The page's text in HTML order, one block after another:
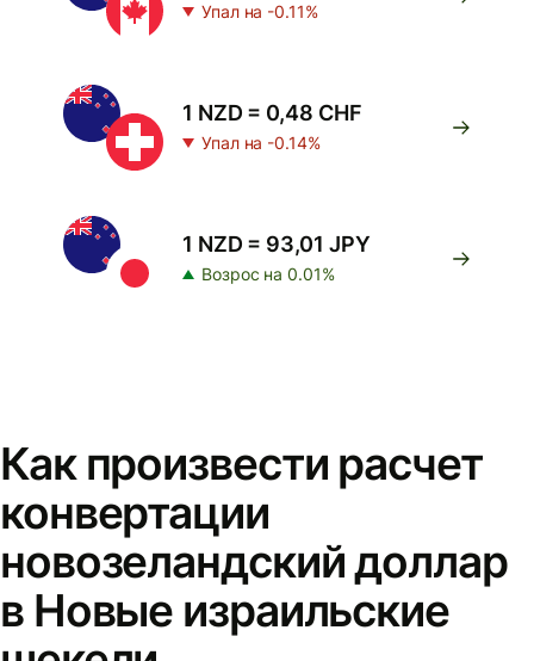
Упал на -0.11%
1 NZD = 0,48 CHF
Упал на -0.14%
1 NZD = 93,01 JPY
Возрос на 0.01%
Как произвести расчет
конвертации
новозеландский доллар
в Новые израильские